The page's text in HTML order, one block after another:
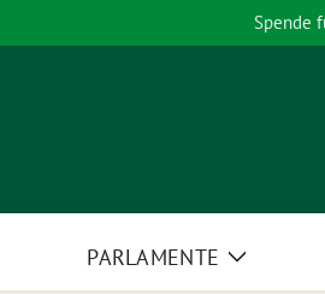
Spende
PARLAMENTE
Zeige